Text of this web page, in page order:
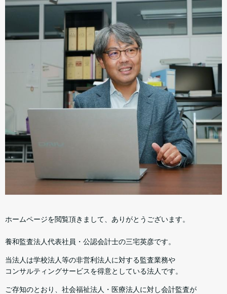
ホームページを閲覧頂きまして、ありがとうございます。
養和監査法人代表社員・公認会計士の三宅英彦です。
当法人は学校法人等の非営利法人に対する監査業務や
コンサルティングサービスを得意としている法人です。
ご存知のとおり、社会福祉法人・医療法人に対し会計監査が